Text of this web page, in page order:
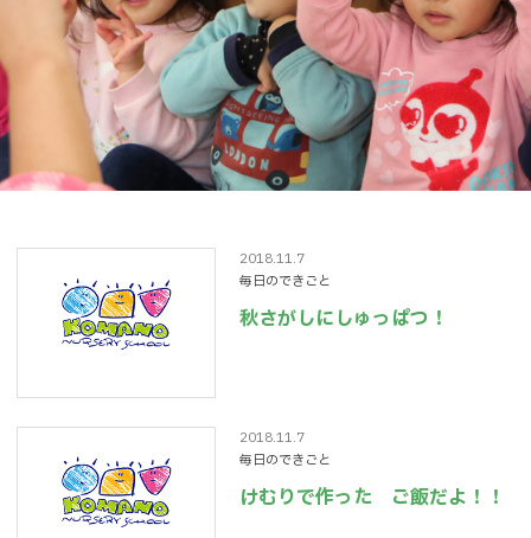
2018.11.7
毎日のできごと
秋さがしにしゅっぱつ！
2018.11.7
毎日のできごと
けむりで作った ご飯だよ！！